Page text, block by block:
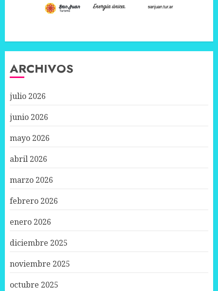
ARCHIVOS
julio 2026
junio 2026
mayo 2026
abril 2026
marzo 2026
febrero 2026
enero 2026
diciembre 2025
noviembre 2025
octubre 2025